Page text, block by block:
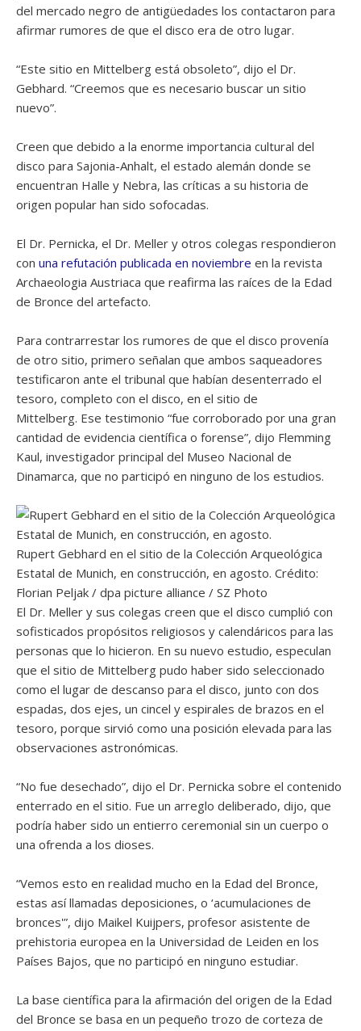
del mercado negro de antigüedades los contactaron para
afirmar rumores de que el disco era de otro lugar.
“Este sitio en Mittelberg está obsoleto”, dijo el Dr.
Gebhard. “Creemos que es necesario buscar un sitio
nuevo”.
Creen que debido a la enorme importancia cultural del
disco para Sajonia-Anhalt, el estado alemán donde se
encuentran Halle y Nebra, las críticas a su historia de
origen popular han sido sofocadas.
El Dr. Pernicka, el Dr. Meller y otros colegas respondieron
con una refutación publicada en noviembre en la revista
Archaeologia Austriaca que reafirma las raíces de la Edad
de Bronce del artefacto.
Para contrarrestar los rumores de que el disco provenía
de otro sitio, primero señalan que ambos saqueadores
testificaron ante el tribunal que habían desenterrado el
tesoro, completo con el disco, en el sitio de
Mittelberg. Ese testimonio “fue corroborado por una gran
cantidad de evidencia científica o forense”, dijo Flemming
Kaul, investigador principal del Museo Nacional de
Dinamarca, que no participó en ninguno de los estudios.
Rupert Gebhard en el sitio de la Colección Arqueológica
Estatal de Munich, en construcción, en agosto. Crédito:
Florian Peljak / dpa picture alliance / SZ Photo
El Dr. Meller y sus colegas creen que el disco cumplió con
sofisticados propósitos religiosos y calendáricos para las
personas que lo hicieron. En su nuevo estudio, especulan
que el sitio de Mittelberg pudo haber sido seleccionado
como el lugar de descanso para el disco, junto con dos
espadas, dos ejes, un cincel y espirales de brazos en el
tesoro, porque sirvió como una posición elevada para las
observaciones astronómicas.
“No fue desechado”, dijo el Dr. Pernicka sobre el contenido
enterrado en el sitio. Fue un arreglo deliberado, dijo, que
podría haber sido un entierro ceremonial sin un cuerpo o
una ofrenda a los dioses.
“Vemos esto en realidad mucho en la Edad del Bronce,
estas así llamadas deposiciones, o ‘acumulaciones de
bronces'”, dijo Maikel Kuijpers, profesor asistente de
prehistoria europea en la Universidad de Leiden en los
Países Bajos, que no participó en ninguno estudiar.
La base científica para la afirmación del origen de la Edad
del Bronce se basa en un pequeño trozo de corteza de